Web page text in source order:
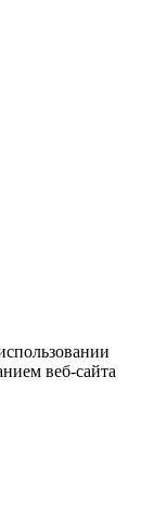
веб-сайта